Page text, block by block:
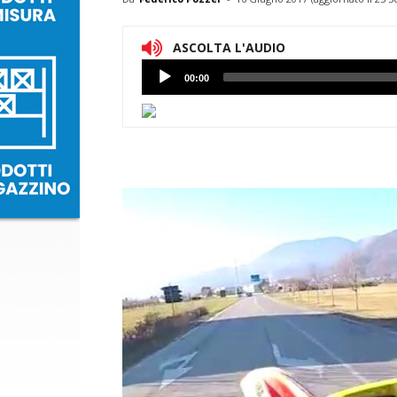
ASCOLTA L'AUDIO
Lettore
Audio
00:00